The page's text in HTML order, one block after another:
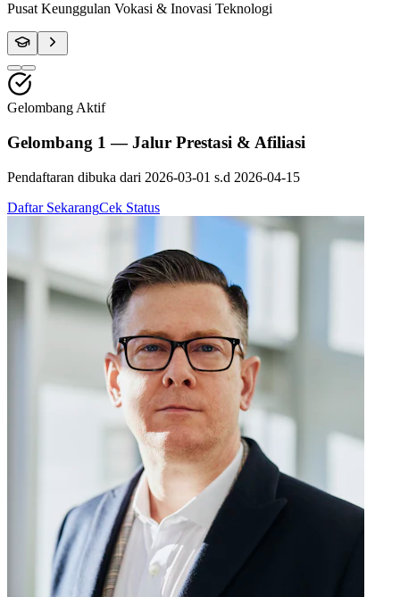
Praktik Berstandar Industri & Sertifikasi Profesi
Gelombang Aktif
Gelombang 1 — Jalur Prestasi & Afiliasi
Pendaftaran dibuka dari 2026-03-01 s.d 2026-04-15
Daftar SekarangCek Status